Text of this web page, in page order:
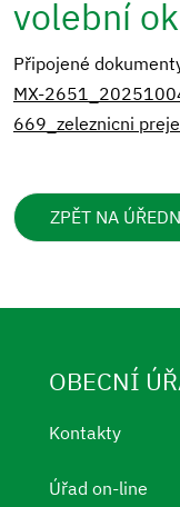
volební
Připojené
MX-
669_zeleznicni
ZPĚT NA
OBECNÍ
Kontakty
Úřad on-line